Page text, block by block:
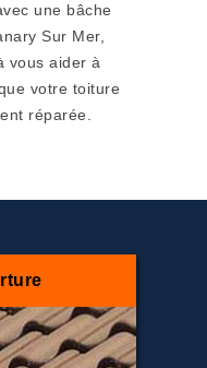
une bâche
Sur Mer,
vous aider à
votre toiture
réparée.